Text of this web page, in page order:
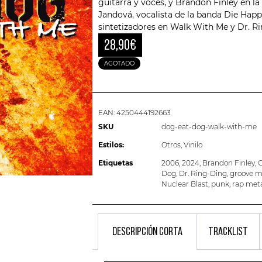
guitarra y voces, y Brandon Finley en
Jandová, vocalista de la banda Die
sintetizadores en Walk With Me y Dr.
28,90€
AGOTADO
EAN: 4250444192663
SKU
dog-eat-dog-walk-with-me
Estilos: Otros, Vinilo
Etiquetas 2006, 2024, Brandon Finley,
Dog, Dr. Ring-Ding, groove
Nuclear Blast, punk, rap
DESCRIPCIÓN CORTA TRACKLIST